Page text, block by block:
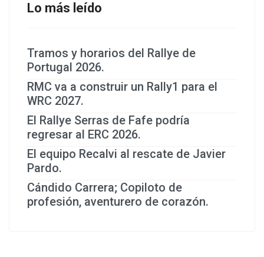
Lo más leído
Tramos y horarios del Rallye de
Portugal 2026.
RMC va a construir un Rally1 para el
WRC 2027.
El Rallye Serras de Fafe podría
regresar al ERC 2026.
El equipo Recalvi al rescate de Javier
Pardo.
Cándido Carrera; Copiloto de
profesión, aventurero de corazón.